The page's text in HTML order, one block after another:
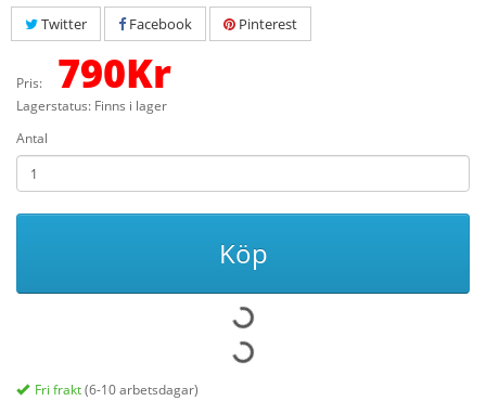
Twitter Facebook Pinterest
Pris: 790Kr
Lagerstatus: Finns i lager
Antal
Köp
Fri frakt(6-10 arbetsdagar)